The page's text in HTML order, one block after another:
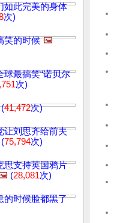
如此完美的身体
次)
笑的时候 🖼️
球最搞笑“诺贝尔
次)
41,472次)
让刘思齐给前夫
(75,794次)
思支持英国鸦片
(28,081次)
的时候脸都黑了